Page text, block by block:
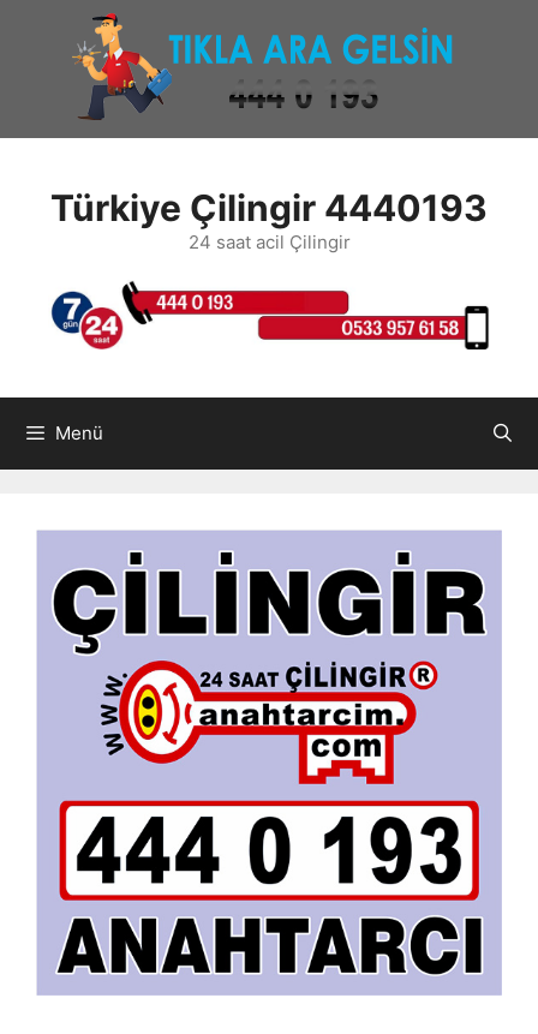
Türkiye Çilingir 4440193
24 saat acil Çilingir
Menü